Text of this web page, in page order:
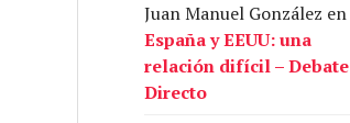
Juan Manuel González en
España y EEUU: una
relación difícil – Debate
Directo